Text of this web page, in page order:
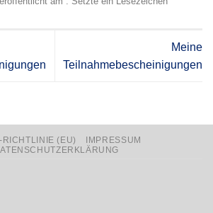
Meine
Teilnahmebescheinigungen
RICHTLINIE (EU)
IMPRESSUM